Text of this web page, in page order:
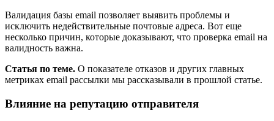
Валидация базы email позволяет выявить проблемы и
исключить недействительные почтовые адреса. Вот еще
несколько причин, которые доказывают, что проверка email на
валидность важна.
Статья по теме. О показателе отказов и других главных
метриках email рассылки мы рассказывали в прошлой статье.
Влияние на репутацию отправителя